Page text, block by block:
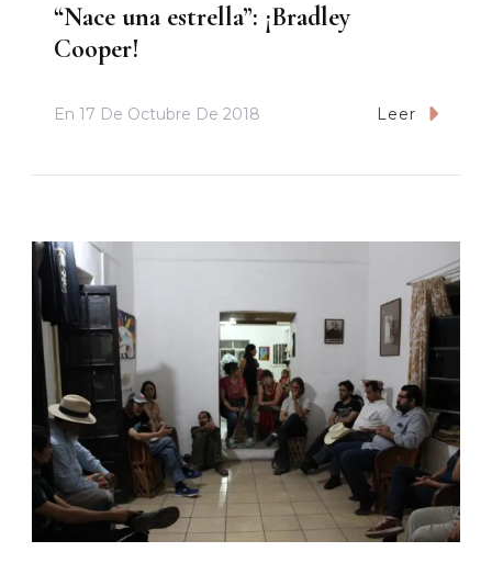
“Nace una estrella”: ¡Bradley
Cooper!
En 17 De Octubre De 2018 Leer